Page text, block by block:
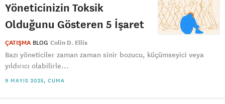
Yöneticinizin Toksik
Olduğunu Gösteren 5 İşaret
ÇATIŞMA BLOG Colin D. Ellis
Bazı yöneticiler zaman zaman sinir bozucu, küçümseyici veya
yıldırıcı olabilirle...
9 MAYIS 2025, CUMA